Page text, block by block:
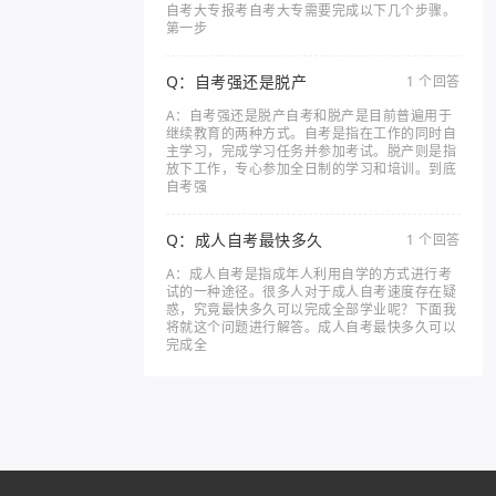
自考大专报考自考大专需要完成以下几个步骤。
第一步
Q：自考强还是脱产
1 个回答
A：自考强还是脱产自考和脱产是目前普遍用于
继续教育的两种方式。自考是指在工作的同时自
主学习，完成学习任务并参加考试。脱产则是指
放下工作，专心参加全日制的学习和培训。到底
自考强
Q：成人自考最快多久
1 个回答
A：成人自考是指成年人利用自学的方式进行考
试的一种途径。很多人对于成人自考速度存在疑
惑，究竟最快多久可以完成全部学业呢？下面我
将就这个问题进行解答。成人自考最快多久可以
完成全